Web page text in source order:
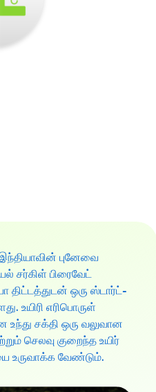
புனேவை
சர்கிள் பிரைவேட்
திட்டத்துடன் ஒரு ஸ்டார்ட்-
உயிரி எரிபொருள்
சக்தி ஒரு வலுவான
செலவு குறைந்த உயிர்
உருவாக்க வேண்டும்.